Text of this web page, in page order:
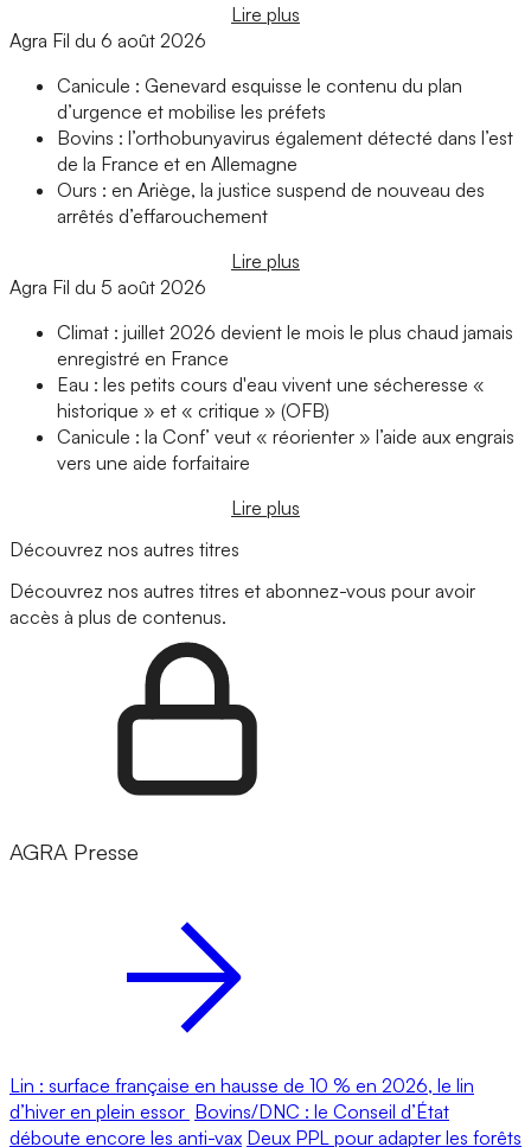
Lire plus
Agra Fil du 6 août 2026
Canicule : Genevard esquisse le contenu du plan
d’urgence et mobilise les préfets
Bovins : l’orthobunyavirus également détecté dans l’est
de la France et en Allemagne
Ours : en Ariège, la justice suspend de nouveau des
arrêtés d’effarouchement
Lire plus
Agra Fil du 5 août 2026
Climat : juillet 2026 devient le mois le plus chaud jamais
enregistré en France
Eau : les petits cours d'eau vivent une sécheresse «
historique » et « critique » (OFB)
Canicule : la Conf’ veut « réorienter » l’aide aux engrais
vers une aide forfaitaire
Lire plus
Découvrez nos autres titres
Découvrez nos autres titres et abonnez-vous pour avoir
accès à plus de contenus.
AGRA Presse
Lin : surface française en hausse de 10 % en 2026, le lin
d’hiver en plein essor Bovins/DNC : le Conseil d’État
déboute encore les anti-vax Deux PPL pour adapter les forêts